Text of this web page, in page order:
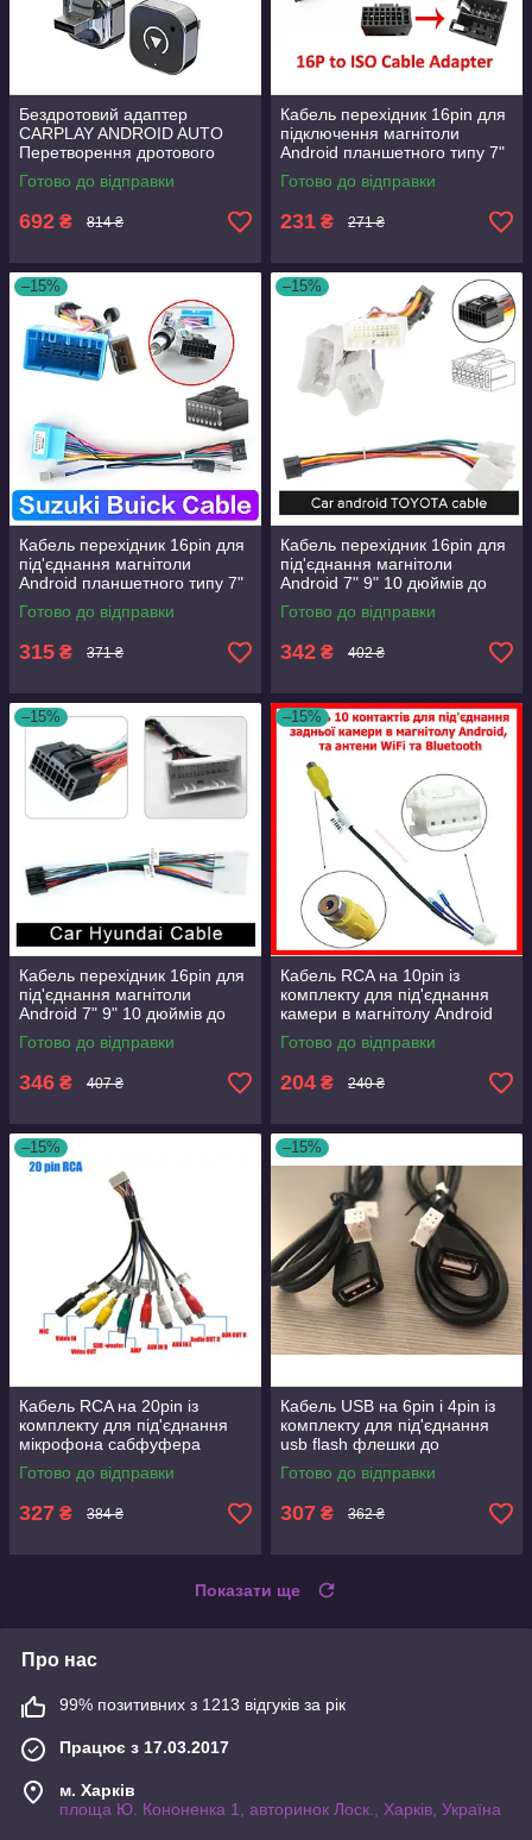
Бездротовий адаптер
CARPLAY ANDROID AUTO
Перетворення дротового
CarPlay у бездротовий
Готово до відправки
692 ₴ 814 ₴
Кабель перехідник 16pin для
підключення магнітоли
Android планшетного типу 7"
9" 10" дюймів на ISO роз'єм
Готово до відправки
231 ₴ 271 ₴
–15%
Кабель перехідник 16pin для
під'єднання магнітоли
Android планшетного типу 7"
9" 10" на автомобілі Suzuki
Готово до відправки
315 ₴ 371 ₴
–15%
Кабель перехідник 16pin для
під'єднання магнітоли
Android 7" 9" 10 дюймів до
штатного проведення Toyota
Готово до відправки
342 ₴ 402 ₴
–15%
Кабель перехідник 16pin для
під'єднання магнітоли
Android 7" 9" 10 дюймів до
штатного проведення
Hyundai KIA
Готово до відправки
346 ₴ 407 ₴
–15%
Кабель RCA на 10pin із
комплекту для під'єднання
камери в магнітолу Android
планшетного типу 7" 9" 10"
дюймів
Готово до відправки
204 ₴ 240 ₴
–15%
Кабель RCA на 20pin із
комплекту для під'єднання
мікрофона сабфуфера
підсилювача монітора до
магнітоли Android
Готово до відправки
327 ₴ 384 ₴
–15%
Кабель USB на 6pin і 4pin із
комплекту для під'єднання
usb flash флешки до
магнітоли Android 7 9 10
дюймів
Готово до відправки
307 ₴ 362 ₴
Показати ще
Про нас
99% позитивних з 1213 відгуків за рік
Працює з 17.03.2017
м. Харків
площа Ю. Кононенка 1, авторинок Лоск., Харків, Україна